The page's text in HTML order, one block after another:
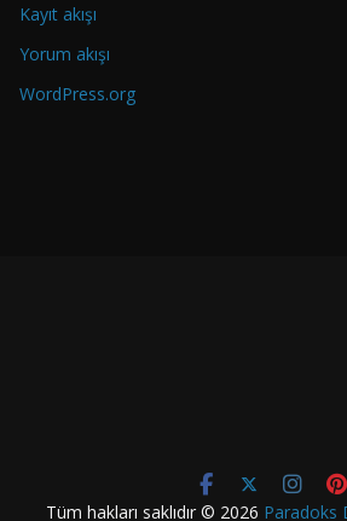
Y
a
ı
Kayıt akışı
Yorum akışı
WordPress.org
Tüm hakları saklıdır © 2026 Paradoks